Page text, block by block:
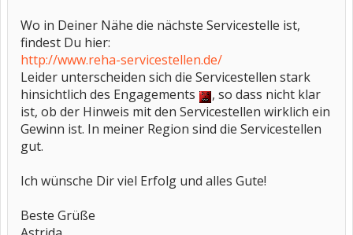
Wo in Deiner Nähe die nächste Servicestelle ist,
findest Du hier:
http://www.reha-servicestellen.de/
Leider unterscheiden sich die Servicestellen stark
hinsichtlich des Engagements
, so dass nicht klar
ist, ob der Hinweis mit den Servicestellen wirklich ein
Gewinn ist. In meiner Region sind die Servicestellen
gut.
Ich wünsche Dir viel Erfolg und alles Gute!
Beste Grüße